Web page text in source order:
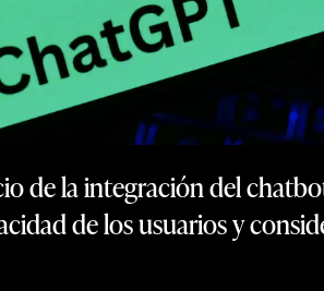
de la integración del
de los usuarios y